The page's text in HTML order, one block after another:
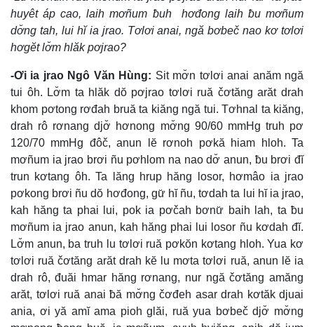
huyêt áp cao, laih mơñum ƀuh hơđong laih ƀu mơñum
dơ̆ng tah, lui hĭ ia jrao. Tơlơi anai, ngă bơbeč nao kơ tơlơi
hơgĕt lơ̆m hlăk pơjrao?
-Ơi ia jrao Ngô Văn Hùng: Sit mơ̆n tơlơi anai anăm ngă
tui ôh. Lơ̆m ta hlăk dŏ pơjrao tơlơi ruă čơtăng arăt drah
khom pơtong rơđah bruă ta kiăng ngă tui. Tơhnal ta kiăng,
drah rô rơnang djơ̆ hơnong mơ̆ng 90/60 mmHg truh pơ
120/70 mmHg đôč, anun lĕ rơnoh pơkă hiam hloh. Ta
mơñum ia jrao brơi ñu pơhlom na nao dơ̆ anun, ƀu brơi đĭ
trun kơtang ôh. Ta lăng hrup hăng losor, hơmâo ia jrao
pơkong brơi ñu dŏ hơđong, gư̆ hĭ ñu, tơdah ta lui hĭ ia jrao,
kah hăng ta phai lui, pok ia pơčah bơnư̆ baih lah, ta ƀu
mơñum ia jrao anun, kah hăng phai lui losor ñu kơdah đĭ.
Lơ̆m anun, ba truh lu tơlơi ruă pơkŏn kơtang hloh. Yua kơ
tơlơi ruă čơtăng arăt drah kĕ lu mơta tơlơi ruă, anun lĕ ia
drah rô, đuăi hmar hăng rơnang, nur ngă čơtăng amăng
arăt, tơlơi ruă anai ƀă mơ̆ng čơđeh asar drah kơtăk djuai
ania, ơi yă amĭ ama pioh glăi, ruă yua bơbeč djơ̆ mơ̆ng